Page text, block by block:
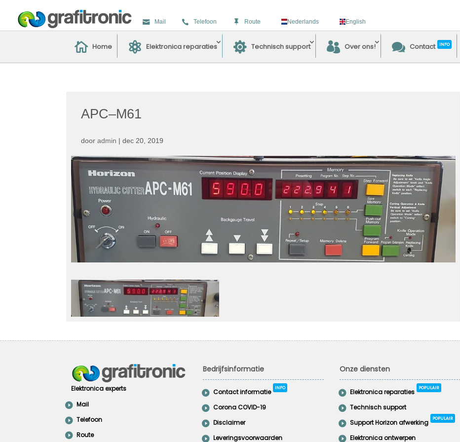
Mail Telefoon Route Nederlands English
Home Elektronica reparaties Technisch support Over ons! Contact INFO
APC–M61
dooradmin |dec 20, 2019
Elektronica experts
Mail
Telefoon
Route
Bedrijfsinformatie
Contact informatie INFO
Corona COVID-19
Disclaimer
Leveringsvoorwaarden
Onze diensten
Elektronica reparaties POPULAIR
Technisch support
Support Horizon afwerking
POPULAIR
Elektronica ontwerpen